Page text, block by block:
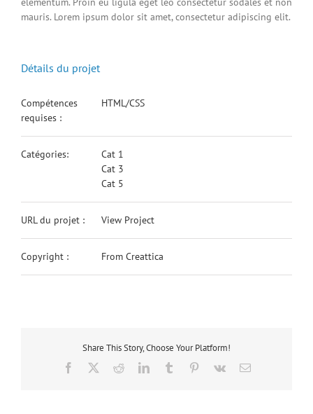
mauris. Lorem ipsum dolor sit amet, consectetur adipiscing elit.
Détails du projet
Compétences
requises :
HTML/CSS
Catégories:
Cat 1
Cat 3
Cat 5
URL du projet : View Project
Copyright : From Creattica
Share This Story, Choose Your Platform!
Facebook RedditLinkedInTumblr Pinterest
Vk Email